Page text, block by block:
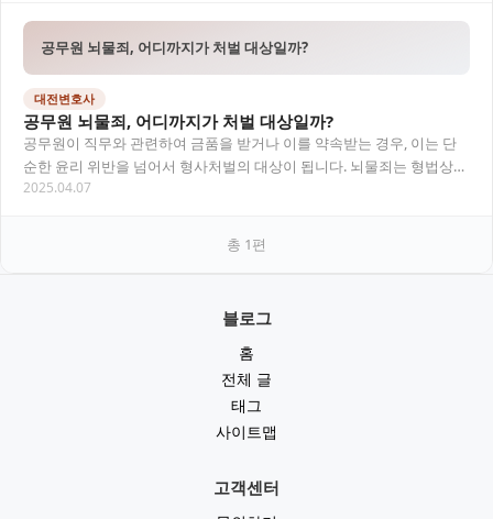
공무원 뇌물죄, 어디까지가 처벌 대상일까?
대전변호사
공무원 뇌물죄, 어디까지가 처벌 대상일까?
공무원이 직무와 관련하여 금품을 받거나 이를 약속받는 경우, 이는 단
순한 윤리 위반을 넘어서 형사처벌의 대상이 됩니다. 뇌물죄는 형법상
중대한 범죄로 간주되며, 특히 공공의 신뢰를…
2025.04.07
총 1편
블로그
홈
전체 글
태그
사이트맵
고객센터